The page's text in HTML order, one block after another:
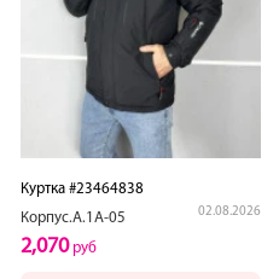
Куртка #23464838
Корпус.А.1А-05
02.08.2026
2,070руб